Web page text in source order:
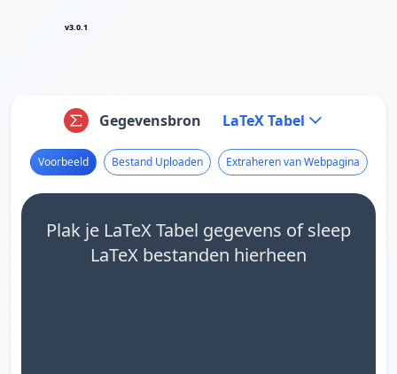
v3.0.1
Gegevensbron LaTeX Tabel
Voorbeeld Bestand Uploaden Extraheren van Webpagina
Plak je LaTeX Tabel gegevens of sleep
LaTeX bestanden hierheen